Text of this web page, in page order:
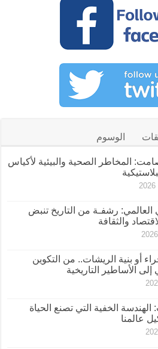
الوسوم
المخاطر الصحية والبيئية لأكياس
العالمي: رشفـة من التاريخ تنبض
والثقافة
أو بنية الريشات.. من التكوين
إلى الأساطير التاريخية
الهندسة الخفية التي تصنع الحياة
عالمنا